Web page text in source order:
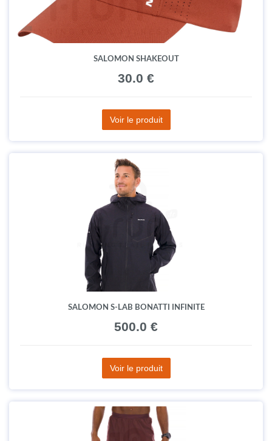
SALOMON SHAKEOUT
30.0 €
Voir le produit
SALOMON S-LAB BONATTI INFINITE
500.0 €
Voir le produit